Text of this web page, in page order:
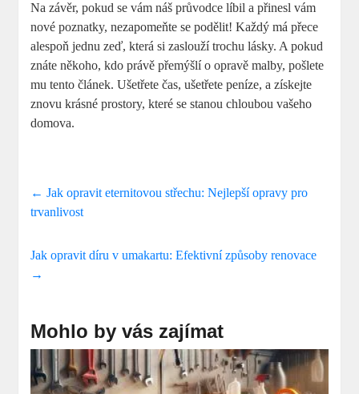
Na závěr, pokud se vám náš průvodce líbil a přinesl vám
nové poznatky, nezapomeňte se podělit! Každý má přece
alespoň jednu zeď, která si zaslouží trochu lásky. A pokud
znáte někoho, kdo právě přemýšlí o opravě malby, pošlete
mu tento článek. Ušetřete čas, ušetřete peníze, a získejte
znovu krásné prostory, které se stanou chloubou vašeho
domova.
← Jak opravit eternitovou střechu: Nejlepší opravy pro
trvanlivost
Jak opravit díru v umakartu: Efektivní způsoby renovace
→
Mohlo by vás zajímat